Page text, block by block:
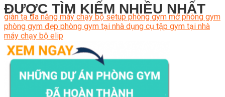
ĐƯỢC TÌM KIẾM NHIỀU NHẤT
giàn tạ đa năng máy chạy bộ setup phòng gym mở phòng gym
phòng gym đẹp phòng gym tại nhà dụng cụ tập gym tại nhà
máy chạy bộ elip